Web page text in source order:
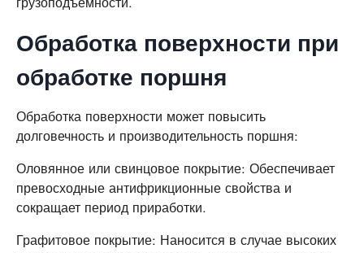
Обработка поверхности при
обработке поршня
Обработка поверхности может повысить
долговечность и производительность поршня:
Оловянное или свинцовое покрытие: Обеспечивает
превосходные антифрикционные свойства и
сокращает период приработки.
Графитовое покрытие: Наносится в случае высоких